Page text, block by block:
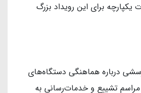
برای این رویداد بزرگ
درباره هماهنگی دستگاه‌های
مراسم تشییع و خدمات‌رسانی به